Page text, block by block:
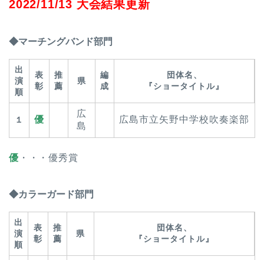
2022/11/13 大会結果更新
◆マーチングバンド部門
出
演
順
表
彰
推
薦
県
編
成
団体名、
『ショータイトル』
１ 優
広
島
広島市⽴⽮野中学校吹奏楽部
優 ・・・優秀賞
◆カラーガード部門
出
演
順
表
彰
推
薦
県
団体名、
『ショータイトル』